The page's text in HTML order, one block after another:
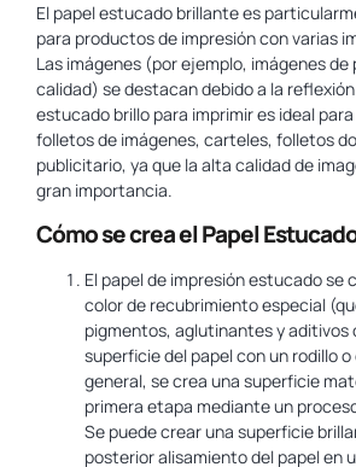
El papel estucado brillante es
para productos de impresión con varias
Las imágenes (por ejemplo, imágenes
calidad) se destacan debido a la reflexión
estucado brillo para imprimir es ideal
folletos de imágenes, carteles, folletos
publicitario, ya que la alta calidad de
gran importancia.
Cómo se crea el Papel
El papel de impresión estucado se
color de recubrimiento especial
pigmentos, aglutinantes y aditivos
superficie del papel con un rodillo o
general, se crea una superficie
primera etapa mediante un
Se puede crear una superficie
posterior alisamiento del papel en